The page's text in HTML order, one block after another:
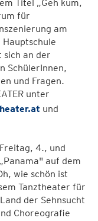
Titel „Geh kum,
für
am
an der
SchülerInnen,
und Fragen.
unter
und
4., und
auf dem
wie schön ist
Tanztheater für
der Sehnsucht
Choreografie